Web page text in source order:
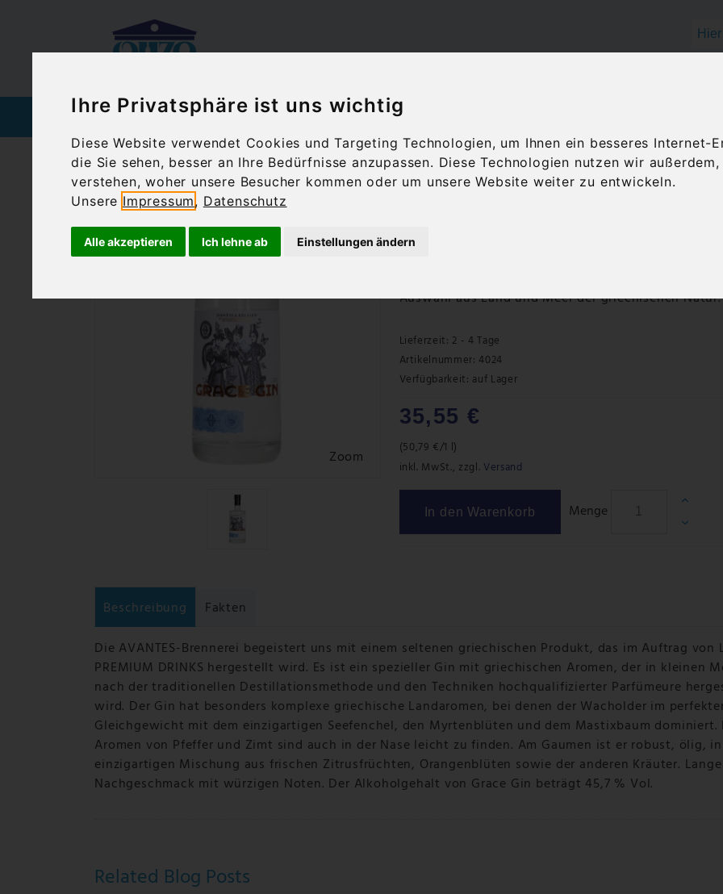
Ihre Privatsphäre ist uns wichtig
Diese Website verwendet Cookies und Targeting Technologien, um Ihnen ein besseres Internet-
die Sie sehen, besser an Ihre Bedürfnisse anzupassen. Diese Technologien nutzen wir
verstehen, woher unsere Besucher kommen oder um unsere Website weiter zu entwickeln.
Unsere Impressum, Datenschutz
Alle akzeptieren Ich lehne ab Einstellungen ändern
SPIRITUOSEN WEIN OLIVENÖL
Ouzoland.de Grace Gin Avantes (0,7 l)
Zoom
Grace Gin ist ein doppelt destillierter
Auswahl aus Land und Meer der griechischen Natur.
Lieferzeit: 2 - 4 Tage
Artikelnummer: 4024
Verfügbarkeit: auf Lager
35,55 €
(50,79 €/1 l)
inkl. MwSt., zzgl. Versand
Menge
In den Warenkorb
Beschreibung
Fakten
Die AVANTES-Brennerei begeistert uns mit einem seltenen griechischen Produkt, das im Auftrag von
PREMIUM DRINKS hergestellt wird. Es ist ein spezieller Gin mit griechischen Aromen, der in kleinen
nach der traditionellen Destillationsmethode und den Techniken hochqualifizierter Parfümeure
wird. Der Gin hat besonders komplexe griechische Landaromen, bei denen der Wacholder im
Gleichgewicht mit dem einzigartigen Seefenchel, den Myrtenblüten und dem Mastixbaum dominiert.
Aromen von Pfeffer und Zimt sind auch in der Nase leicht zu finden. Am Gaumen ist er robust, ölig,
einzigartigen Mischung aus frischen Zitrusfrüchten, Orangenblüten sowie der anderen Kräuter.
Nachgeschmack mit würzigen Noten. Der Alkoholgehalt von Grace Gin beträgt 45,7 % Vol.
Related Blog Posts